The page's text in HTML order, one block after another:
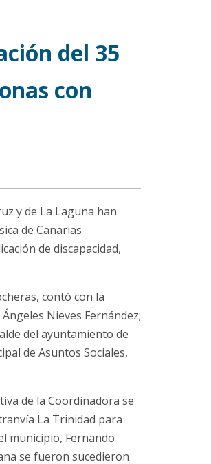
del 35
con
y de La Laguna han
de Canarias
de discapacidad,
contó con la
Nieves Fernández;
del ayuntamiento de
de Asuntos Sociales,
de la Coordinadora se
La Trinidad para
municipio, Fernando
se fueron sucedieron